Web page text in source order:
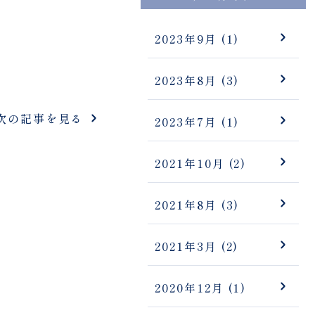
の記事を見る
2023年9月 (1)
2023年8月 (3)
2023年7月 (1)
2021年10月 (2)
2021年8月 (3)
2021年3月 (2)
2020年12月 (1)